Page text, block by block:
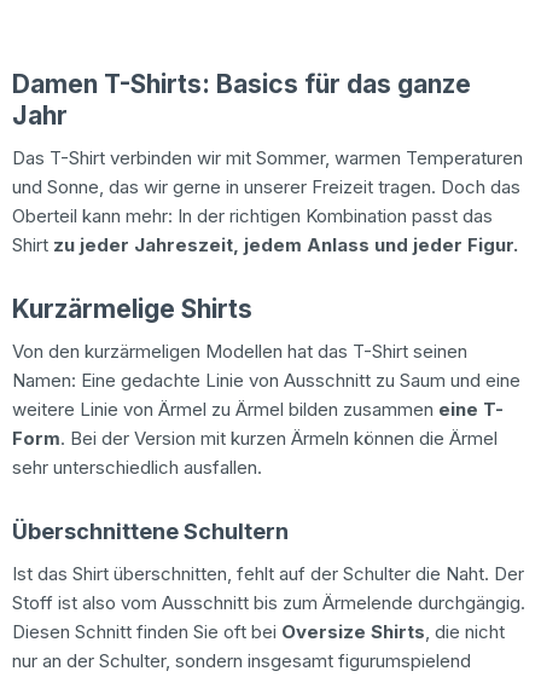
Damen T-Shirts: Basics für das ganze
Jahr
Das T-Shirt verbinden wir mit Sommer, warmen Temperaturen
und Sonne, das wir gerne in unserer Freizeit tragen. Doch das
Oberteil kann mehr: In der richtigen Kombination passt das
Shirt zu jeder Jahreszeit, jedem Anlass und jeder Figur.
Kurzärmelige Shirts
Von den kurzärmeligen Modellen hat das T-Shirt seinen
Namen: Eine gedachte Linie von Ausschnitt zu Saum und eine
weitere Linie von Ärmel zu Ärmel bilden zusammen eine T-
Form. Bei der Version mit kurzen Ärmeln können die Ärmel
sehr unterschiedlich ausfallen.
Überschnittene Schultern
Ist das Shirt überschnitten, fehlt auf der Schulter die Naht. Der
Stoff ist also vom Ausschnitt bis zum Ärmelende durchgängig.
Diesen Schnitt finden Sie oft bei Oversize Shirts, die nicht
nur an der Schulter, sondern insgesamt figurumspielend